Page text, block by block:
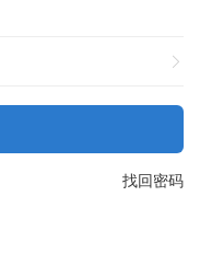
找回密码